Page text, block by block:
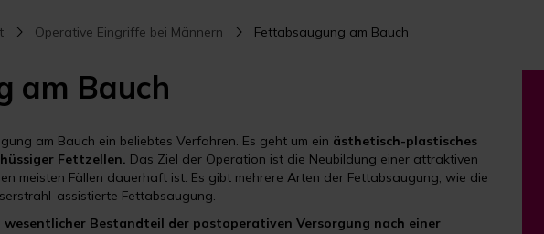
Operative Eingriffe bei Männern Fettabsaugung am Bauch
am Bauch
am Bauch ein beliebtes Verfahren. Es geht um ein ästhetisch-plastisches
Fettzellen. Das Ziel der Operation ist die Neubildung einer attraktiven
meisten Fällen dauerhaft ist. Es gibt mehrere Arten der Fettabsaugung, wie die
assistierte Fettabsaugung.
wesentlicher Bestandteil der postoperativen Versorgung nach einer